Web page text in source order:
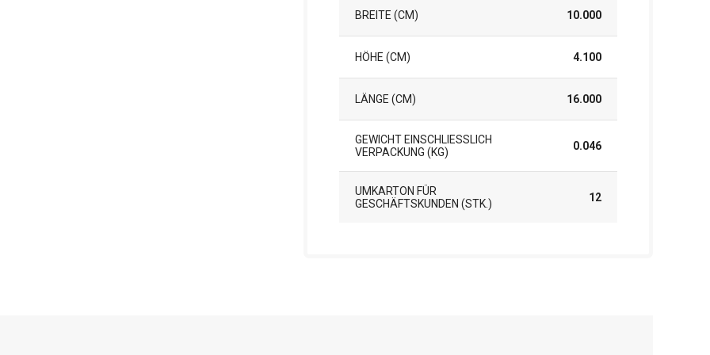
BREITE (CM) 10.000
HÖHE (CM) 4.100
LÄNGE (CM) 16.000
GEWICHT EINSCHLIESSLICH V
ERPACKUNG (KG)
0.046
UMKARTON FÜR
GESCHÄFTSKUNDEN (STK.)
12